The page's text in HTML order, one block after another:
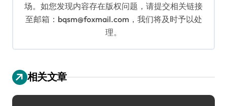
场。如您发现内容存在版权问题，请提交相关链接
至邮箱：bqsm@foxmail.com，我们将及时予以处
理。
相关文章